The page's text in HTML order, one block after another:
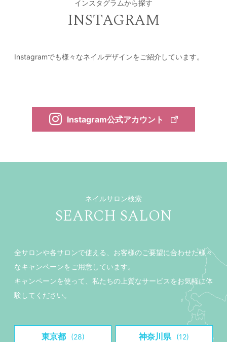
インスタグラムから探す
INSTAGRAM
Instagramでも様々なネイルデザインをご紹介しています。
Instagram公式アカウント
ネイルサロン検索
SEARCH SALON
全サロンや各サロンで使える、お客様のご要望に合わせた様々
なキャンペーンをご用意しています。
キャンペーンを使って、私たちの上質なサービスをお気軽に体
験してください。
東京都 (28) 神奈川県 (12)